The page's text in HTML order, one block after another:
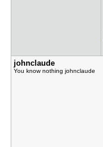
johnclaude
You know nothing johnclaude